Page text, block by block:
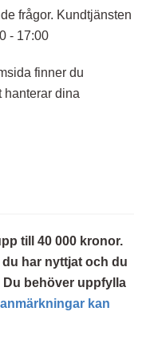
frågor. Kundtjänsten
- 17:00
finner du
hanterar dina
till 40 000 kronor.
har nyttjat och du
Du behöver uppfylla
kan